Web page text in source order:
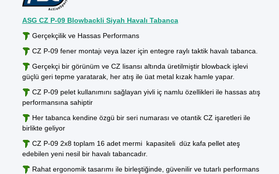
ASG CZ P-09 Blowbackli Siyah Havalı Tabanca
Gerçekçilik ve Hassas Performans
CZ P-09 fener montajı veya lazer için entegre raylı taktik havalı tabanca.
Gerçekçi bir görünüm ve CZ lisansı altında üretilmiştir blowback işlevi
güçlü geri tepme yaratarak, her atış ile üat metal kızak hamle yapar.
CZ P-09 pelet kullanımını sağlayan yivli iç namlu özellikleri ile hassas atış
performansına sahiptir
Her tabanca kendine özgü bir seri numarası ve otantik CZ işaretleri ile
birlikte geliyor
CZ P-09 2x8 toplam 16 adet mermi kapasiteli düz kafa pellet ateş
edebilen yeni nesil bir havalı tabancadır.
Rahat ergonomik tasarımı ile birleştiğinde, güvenilir ve tutarlı performans